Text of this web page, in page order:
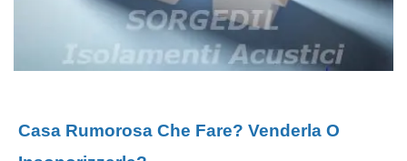
Casa Rumorosa Che Fare? Venderla O